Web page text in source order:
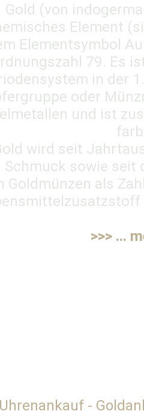
Gold (von
Element
Elementsymbol
79. Es
in der
oder
und ist
wird seit
Schmuck sowie seit
Goldmünzen als
>>> ...
Uhrenankauf -